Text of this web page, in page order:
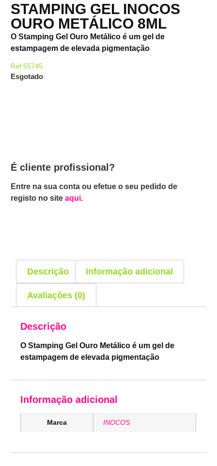
STAMPING GEL INOCOS
OURO METÁLICO 8ML
O Stamping Gel Ouro Metálico é um gel de
estampagem de elevada pigmentação
Ref:55745
Esgotado
É cliente profissional?
Entre na sua conta ou efetue o seu pedido de
registo no siteaqui.
Descrição Informação adicional
Avaliações (0)
Descrição
O Stamping Gel Ouro Metálico é um gel de
estampagem de elevada pigmentação
Informação adicional
Marca INOCOS